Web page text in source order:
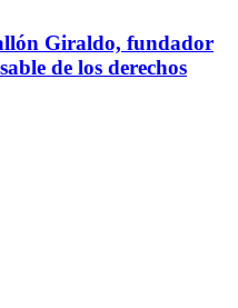
Giraldo, fundador
de los derechos